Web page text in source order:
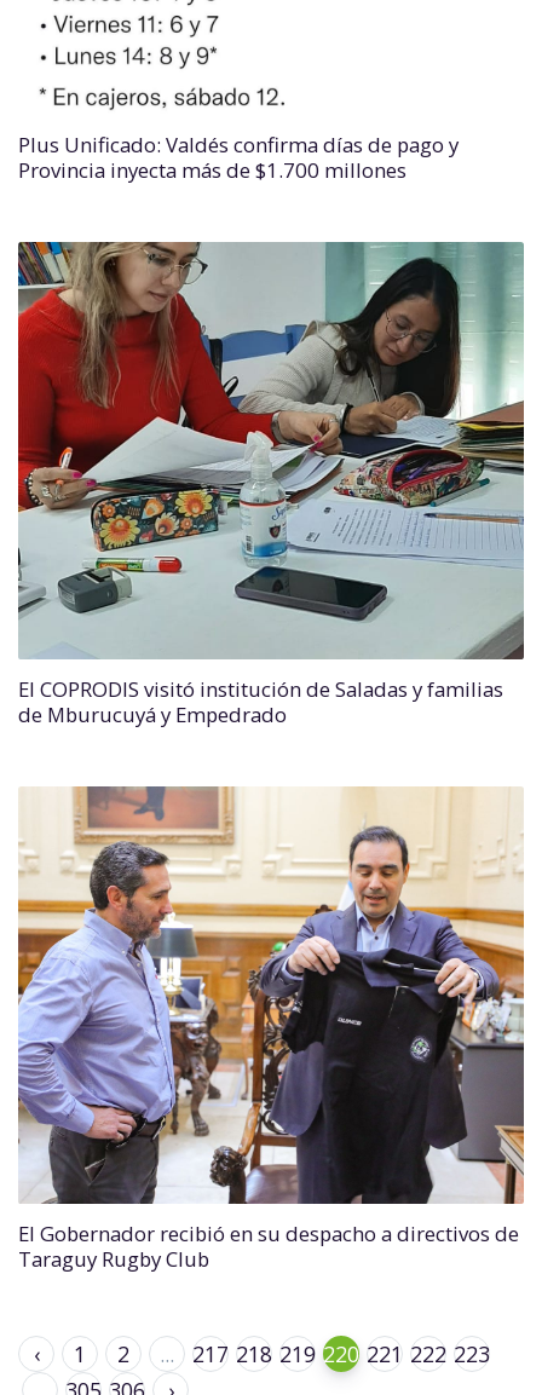
Plus Unificado: Valdés confirma días de pago y
Provincia inyecta más de $1.700 millones
El COPRODIS visitó institución de Saladas y familias
de Mburucuyá y Empedrado
El Gobernador recibió en su despacho a directivos de
Taraguy Rugby Club
‹ 1 2 ... 217 218 219 220 221 222 223